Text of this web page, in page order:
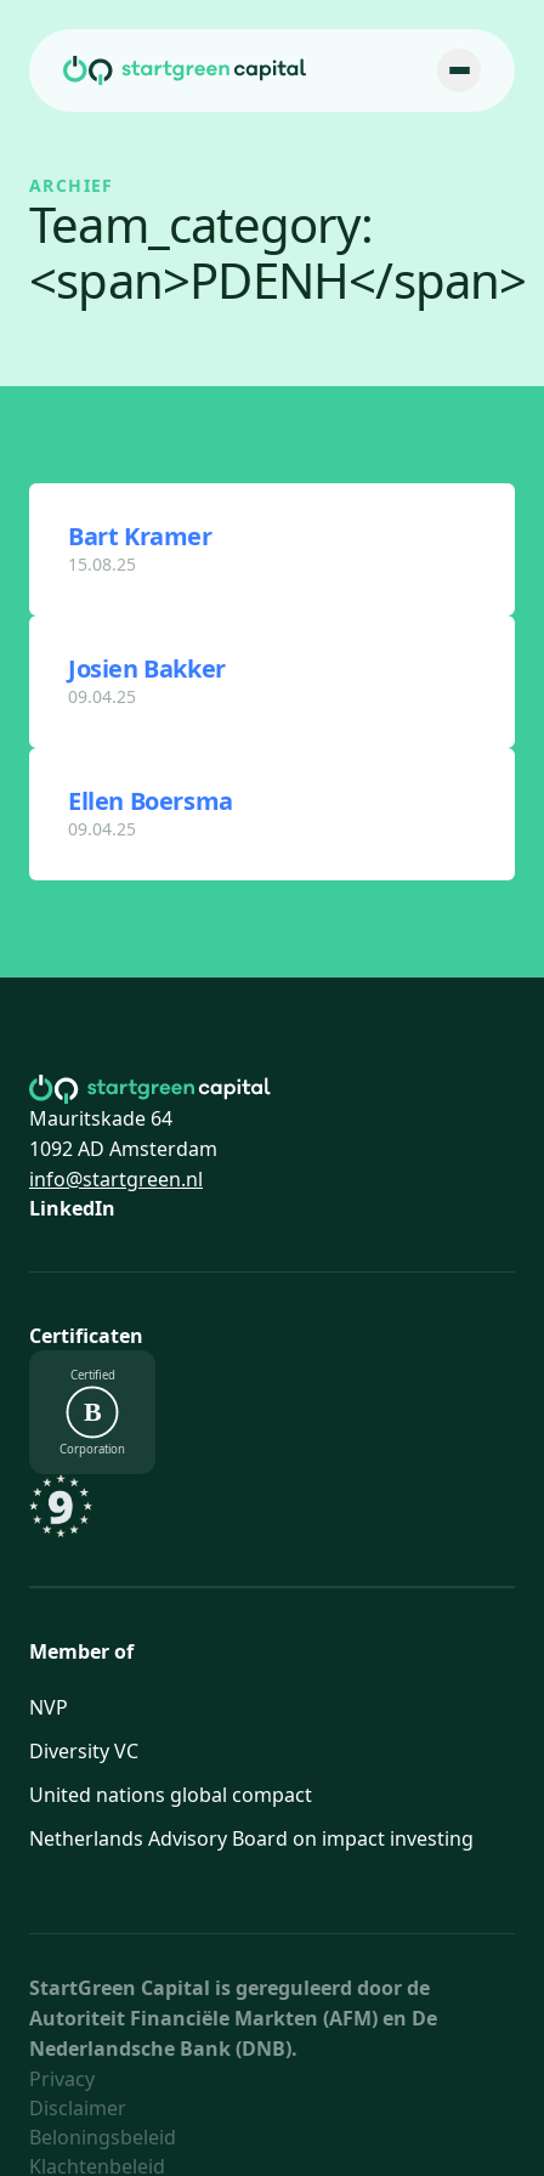
ARCHIEF
Team_category:
<span>PDENH</span>
Bart Kramer
15.08.25
Josien Bakker
09.04.25
Ellen Boersma
09.04.25
Mauritskade 64
1092 AD Amsterdam
info@startgreen.nl
LinkedIn
Certificaten
Certified
B
Corporation
Member of
NVP
Diversity VC
United nations global compact
Netherlands Advisory Board on impact investing
StartGreen Capital is gereguleerd door de
Autoriteit Financiële Markten (AFM) en De
Nederlandsche Bank (DNB).
Privacy
Disclaimer
Beloningsbeleid
Klachtenbeleid